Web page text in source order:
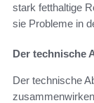
stark fetthaltige
sie Probleme in
Der technische
Der technische